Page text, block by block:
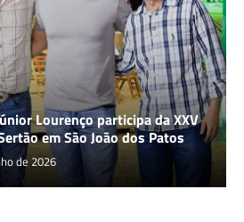
Lourenço participa da XXV
em São João dos Patos
de 2026